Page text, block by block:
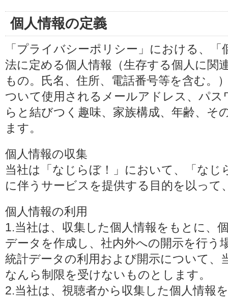
個人情報の定義
「プライバシーポリシー」における、
法に定める個人情報（生存する個人に関
もの。氏名、住所、電話番号等を含む。
ついて使用されるメールアドレス、パ
らと結びつく趣味、家族構成、年齢、そ
ます。
個人情報の収集
当社は「なじらぼ！」において、「な
に伴うサービスを提供する目的を以って
個人情報の利用
1.当社は、収集した個人情報をもとに、
データを作成し、社内外への開示を行う
統計データの利用および開示について、
なんら制限を受けないものとします。
2.当社は、視聴者から収集した個人情報